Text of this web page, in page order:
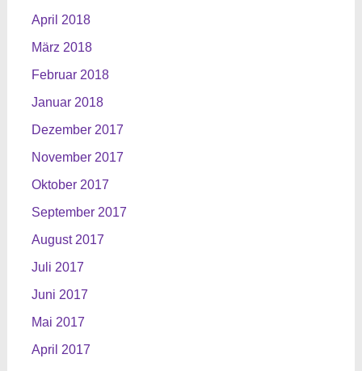
April 2018
März 2018
Februar 2018
Januar 2018
Dezember 2017
November 2017
Oktober 2017
September 2017
August 2017
Juli 2017
Juni 2017
Mai 2017
April 2017